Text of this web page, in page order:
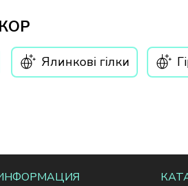
Ялинкові гілки